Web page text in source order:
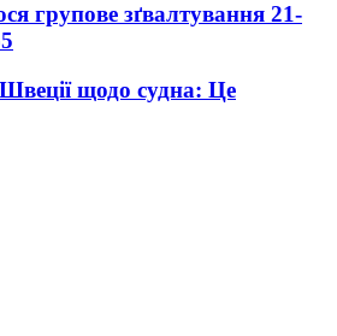
групове зґвалтування 21-
щодо судна: Це